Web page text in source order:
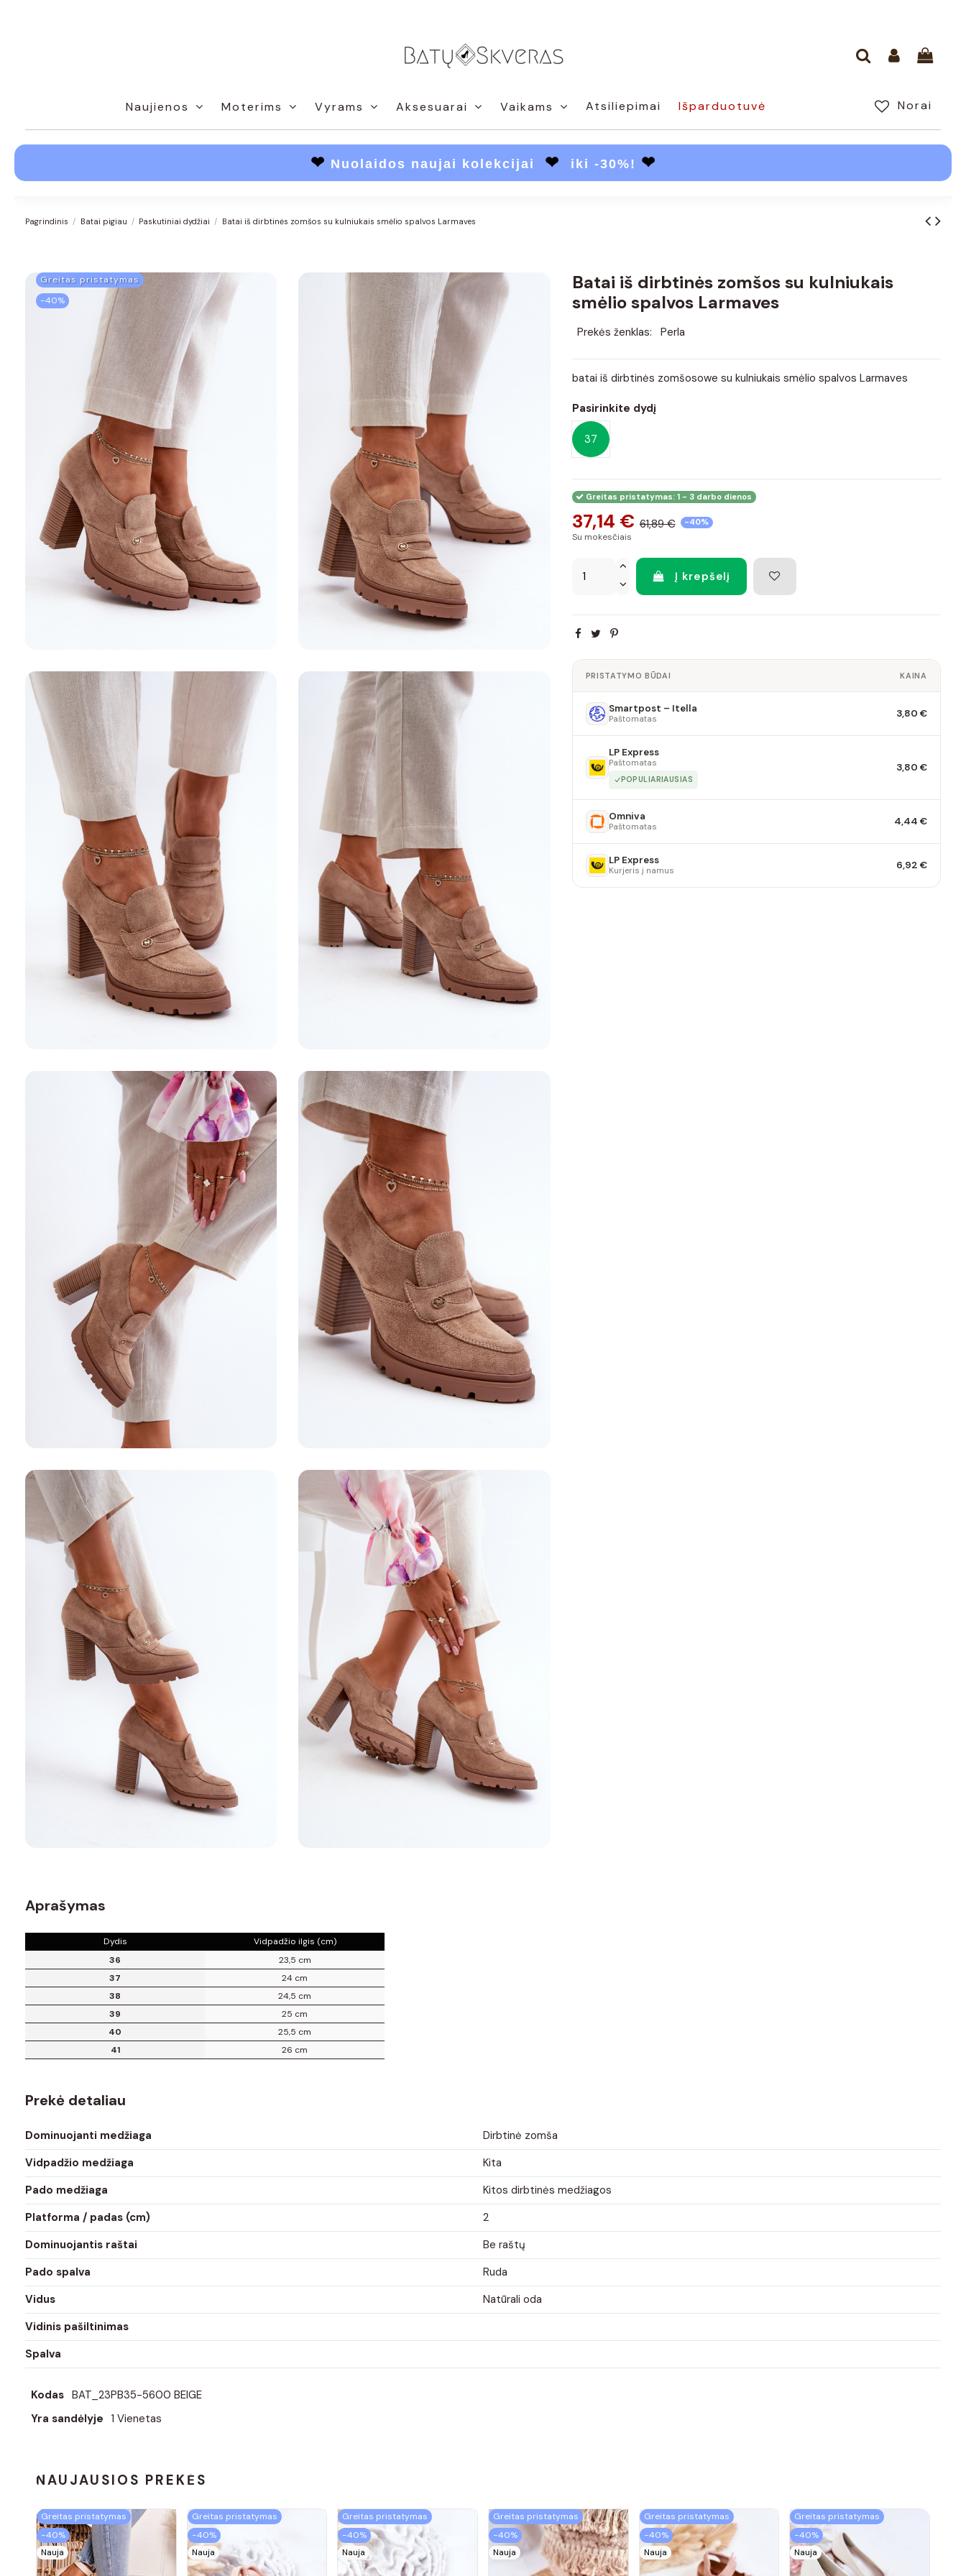
Naujienos Moterims Vyrams Aksesuarai Vaikams Atsiliepimai Norai
Išparduotuvė
❤ Nuolaidos naujai kolekcijai ❤ iki -30%! ❤
Pagrindinis Batai pigiau Paskutiniai dydžiai Batai iš dirbtinės zomšos su kulniukais smėlio spalvos Larmaves
Greitas pristatymas
−40%
Batai iš dirbtinės zomšos su kulniukais
smėlio spalvos Larmaves
Prekės ženklas: Perla
batai iš dirbtinės zomšosowe su kulniukais smėlio spalvos Larmaves
Pasirinkite dydį
37
Greitas pristatymas: 1 - 3 darbo dienos
37,14 € 61,89 € -40%
Su mokesčiais
Į krepšelį
PRISTATYMO BŪDAI KAINA
Smartpost – Itella
Paštomatas 3,80 €
LP Express
Paštomatas
POPULIARIAUSIAS
3,80 €
Omniva
Paštomatas 4,44 €
LP Express
Kurjeris į namus 6,92 €
Aprašymas
Dydis
Vidpadžio ilgis (cm)
36
23,5 cm
37
24 cm
38
24,5 cm
39
25 cm
40
25,5 cm
41
26 cm
Prekė detaliau
Dominuojanti medžiaga
Dirbtinė zomša
Vidpadžio medžiaga
Kita
Pado medžiaga
Kitos dirbtinės medžiagos
Platforma / padas (cm)
2
Dominuojantis raštai
Be raštų
Pado spalva
Ruda
Vidus
Natūrali oda
Vidinis pašiltinimas
Spalva
Kodas BAT_23PB35-5600 BEIGE
Yra sandėlyje 1 Vienetas
NAUJAUSIOS PREKĖS
Greitas pristatymas
−40%
Nauja
Greitas pristatymas
−40%
Nauja
Greitas pristatymas
−40%
Nauja
Greitas pristatymas
−40%
Nauja
Greitas pristatymas
−40%
Nauja
Greitas pristatymas
−40%
Nauja